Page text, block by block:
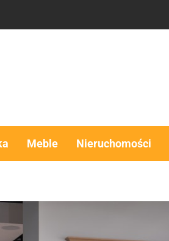
w jednym rozwiązaniu
Meble Nieruchomości